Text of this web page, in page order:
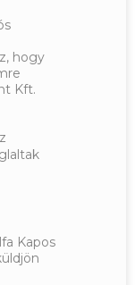
hogy
Kft.
Kapos